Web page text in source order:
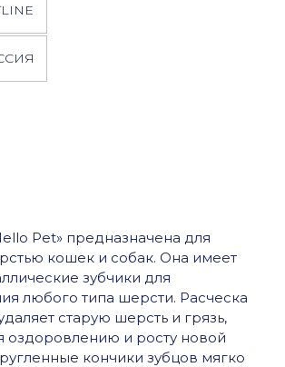
Pet» предназначена для
кошек и собак. Она имеет
зубчики для
любого типа шерсти. Расческа
старую шерсть и грязь,
оздоровлению и росту новой
кончики зубцов мягко